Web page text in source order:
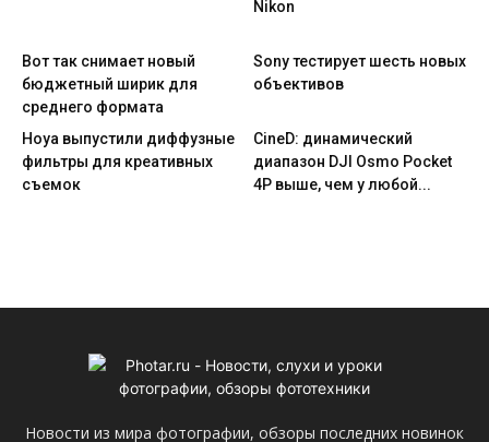
Nikon
Вот так снимает новый
бюджетный ширик для
среднего формата
Sony тестирует шесть новых
объективов
Hoya выпустили диффузные
фильтры для креативных
съемок
CineD: динамический
диапазон DJI Osmo Pocket
4P выше, чем у любой...
Новости из мира фотографии, обзоры последних новинок